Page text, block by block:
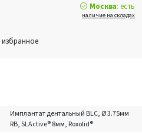
Имплантат дентальный BLC, Ø 3.75мм
RB, SLActive® 8мм, Roxolid®
Москва: есть
наличие на складах